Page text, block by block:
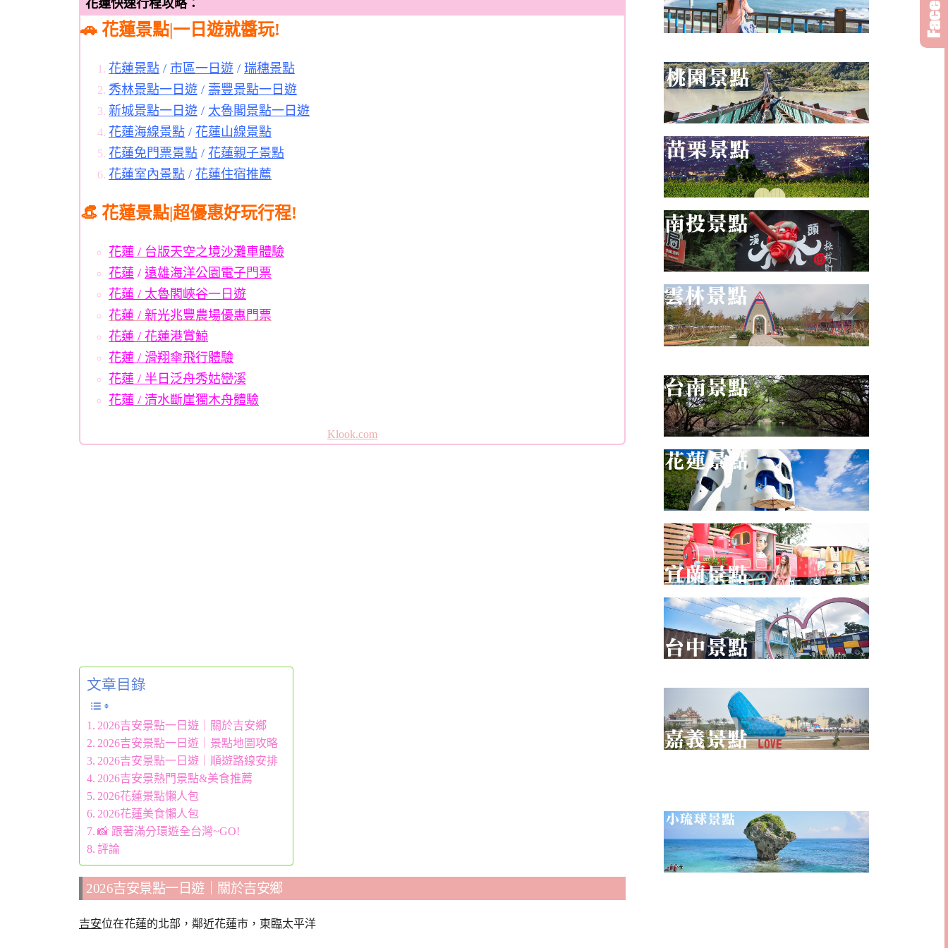
花蓮快速行程攻略：
🚗 花蓮景點|一日遊就醬玩!
花蓮景點 / 市區一日遊 / 瑞穗景點
秀林景點一日遊 / 壽豐景點一日遊
新城景點一日遊 / 太魯閣景點一日遊
花蓮海線景點 / 花蓮山線景點
花蓮免門票景點 / 花蓮親子景點
花蓮室內景點 / 花蓮住宿推薦
👒 花蓮景點|超優惠好玩行程!
花蓮 / 台版天空之境沙灘車體驗
花蓮 / 遠雄海洋公園電子門票
花蓮 / 太魯閣峽谷一日遊
花蓮 / 新光兆豐農場優惠門票
花蓮 / 花蓮港賞鯨
花蓮 / 滑翔傘飛行體驗
花蓮 / 半日泛舟秀姑巒溪
花蓮 / 清水斷崖獨木舟體驗
Klook.com
文章目錄
2026吉安景點一日遊｜關於吉安鄉
2026吉安景點一日遊｜景點地圖攻略
2026吉安景點一日遊｜順遊路線安排
2026吉安景熱門景點&美食推薦
2026花蓮景點懶人包
2026花蓮美食懶人包
📸 跟著滿分環遊全台灣~GO!
評論
2026吉安景點一日遊｜關於吉安鄉
吉安位在花蓮的北部，鄰近花蓮市，東臨太平洋